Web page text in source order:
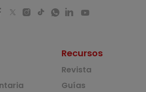
Recursos
Revista
Guías